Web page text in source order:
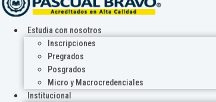
Estudia con nosotros
Inscripciones
Pregrados
Posgrados
Micro y Macrocredenciales
Institucional